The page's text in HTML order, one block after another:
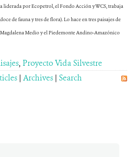
liderada por Ecopetrol, el Fondo Acción y WCS, trabaja
de fauna y tres de flora). Lo hace en tres paisajes de
Medio y el Piedemonte Andino-Amazónico
, Proyecto Vida Silvestre
| Archives | Search